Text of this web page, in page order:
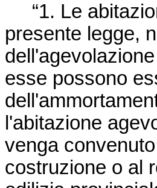
“1. Le
presente legge,
esse possono
l'abitazione
venga
costruzione o al